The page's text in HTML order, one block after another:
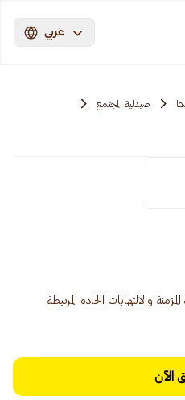
عربي
صيدلية المجتمع
والالتهابات الحادة المرتبطة
الآن